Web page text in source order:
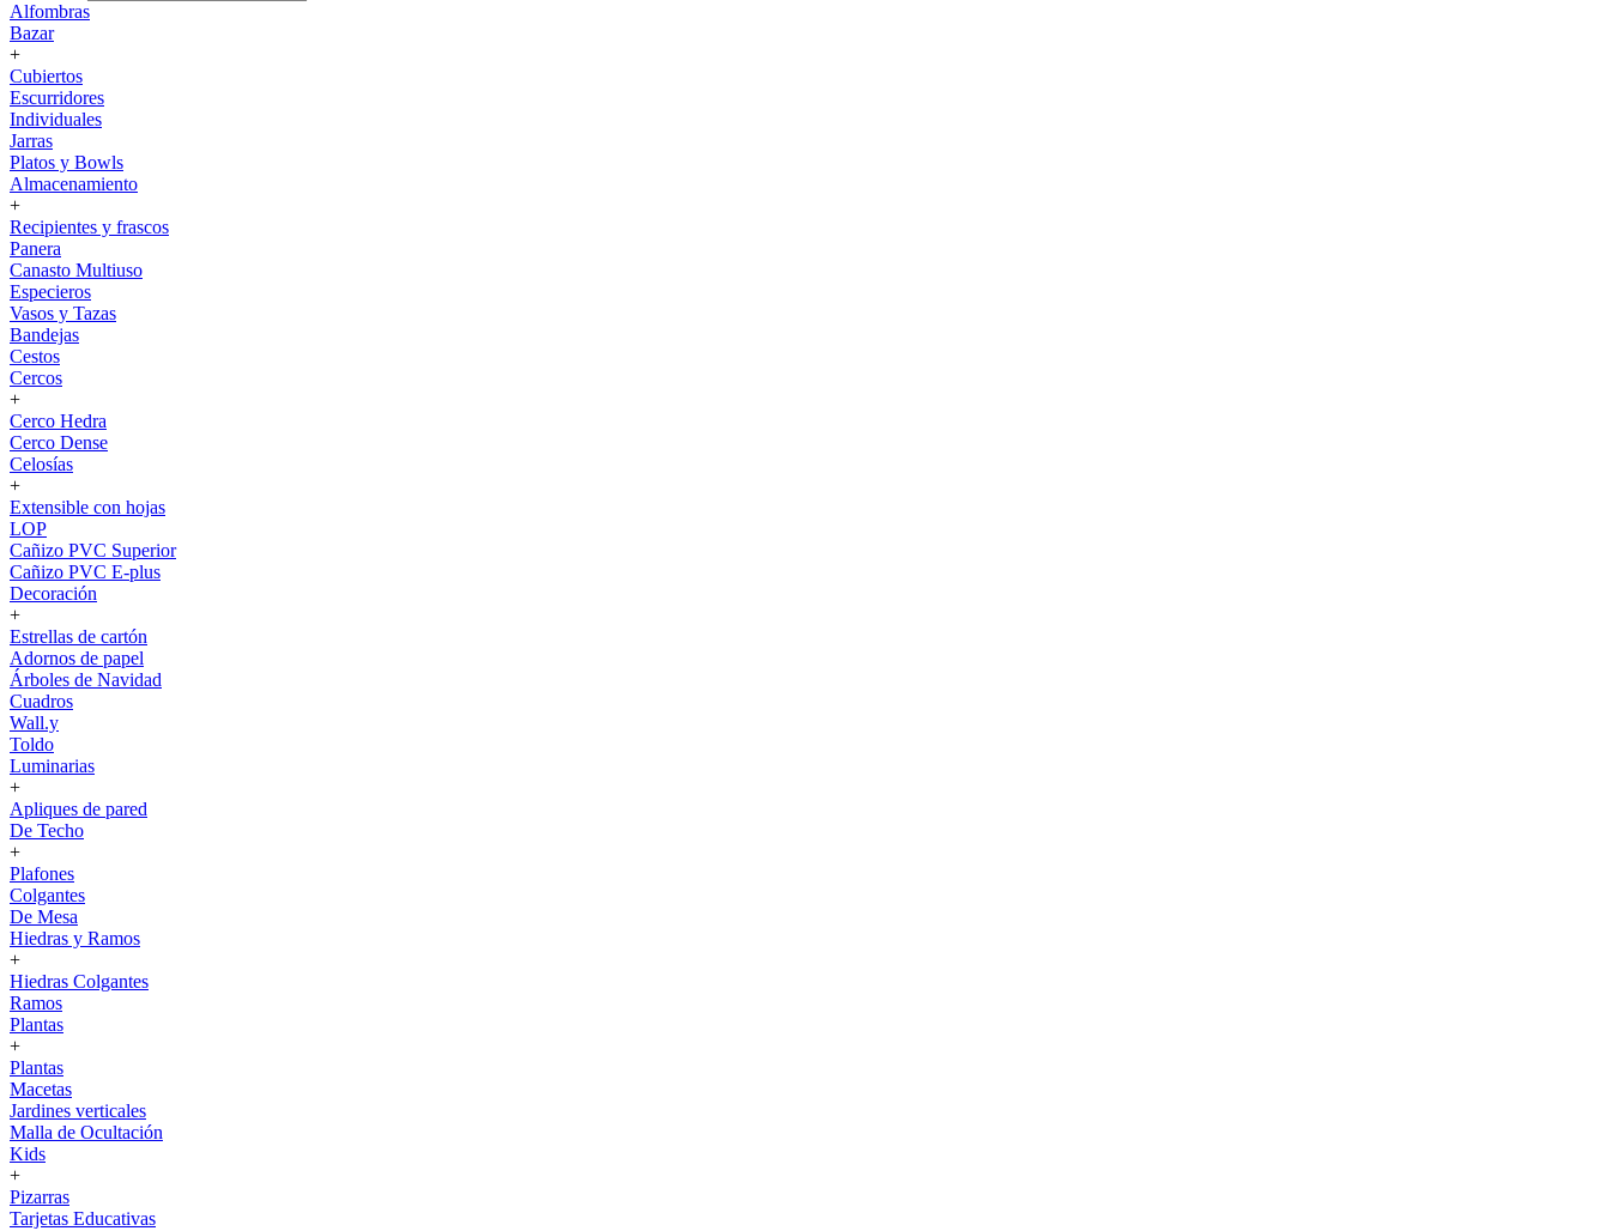
Alfombras
Bazar
+
Cubiertos
Escurridores
Individuales
Jarras
Platos y Bowls
Almacenamiento
+
Recipientes y frascos
Panera
Canasto Multiuso
Especieros
Vasos y Tazas
Bandejas
Cestos
Cercos
+
Cerco Hedra
Cerco Dense
Celosías
+
Extensible con hojas
LOP
Cañizo PVC Superior
Cañizo PVC E-plus
Decoración
+
Estrellas de cartón
Adornos de papel
Árboles de Navidad
Cuadros
Wall.y
Toldo
Luminarias
+
Apliques de pared
De Techo
+
Plafones
Colgantes
De Mesa
Hiedras y Ramos
+
Hiedras Colgantes
Ramos
Plantas
+
Plantas
Macetas
Jardines verticales
Malla de Ocultación
Kids
+
Pizarras
Tarjetas Educativas